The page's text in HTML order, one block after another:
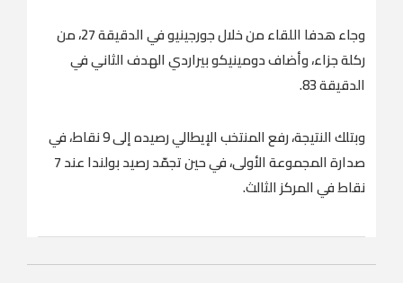
وجاء هدفا اللقاء من خلال جورجينيو في الدقيقة 27، من
ركلة جزاء، وأضاف دومينيكو بيراردي الهدف الثاني في
الدقيقة 83.
وبتلك النتيجة، رفع المنتخب الإيطالي رصيده إلى 9 نقاط، في
صدارة المجموعة الأولى، في حين تجمّد رصيد بولندا عند 7
نقاط في المركز الثالث.